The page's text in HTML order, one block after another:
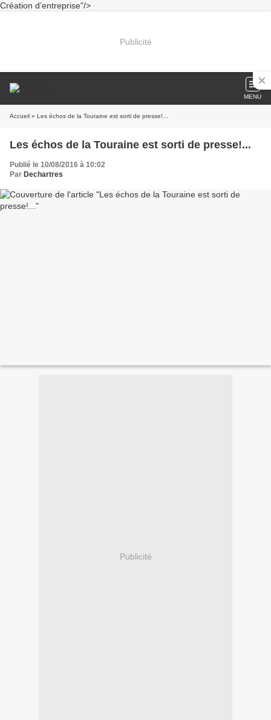
Création d’entreprise"/>
Publicité
MENU
Accueil » Les échos de la Touraine est sorti de presse!...
Les échos de la Touraine est sorti de presse!...
Publié le 10/08/2016 à 10:02
Par Dechartres
Publicité